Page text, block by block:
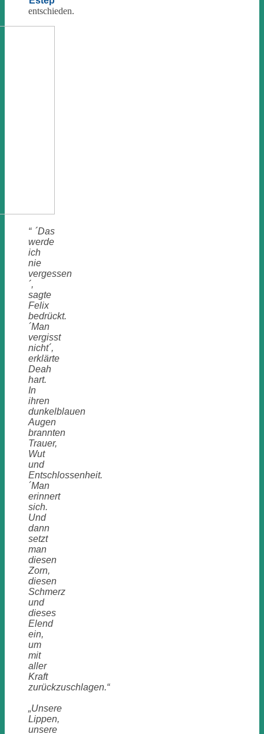
entschieden.
“ ´Das
werde
ich
nie
vergessen
´,
sagte
Felix
bedrückt.
´Man
vergisst
nicht´,
erklärte
Deah
hart.
In
ihren
dunkelblauen
Augen
brannten
Trauer,
Wut
und
Entschlossenheit.
´Man
erinnert
sich.
Und
dann
setzt
man
diesen
Zorn,
diesen
Schmerz
und
dieses
Elend
ein,
um
mit
aller
Kraft
zurückzuschlagen.“
„Unsere
Lippen,
unsere